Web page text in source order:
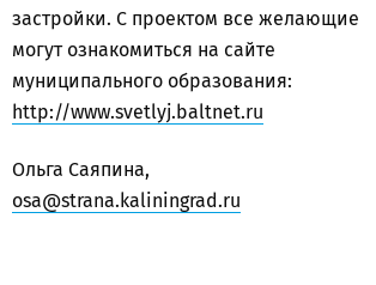
застройки. С проектом все желающие
могут ознакомиться на сайте
муниципального образования:
http://www.svetlyj.baltnet.ru
Ольга Саяпина,
osa@strana.kaliningrad.ru